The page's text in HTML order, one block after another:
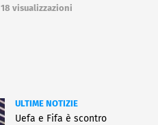
18 visualizzazioni
ULTIME NOTIZIE
Uefa e Fifa è scontro